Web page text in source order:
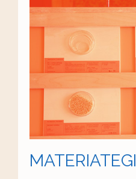
MATERIATEGI